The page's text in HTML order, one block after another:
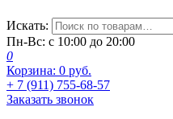
Искать:
Пн-Вс: с 10:00 до 20:00
0
Корзина: 0 руб.
+ 7 (911) 755-68-57
Заказать звонок